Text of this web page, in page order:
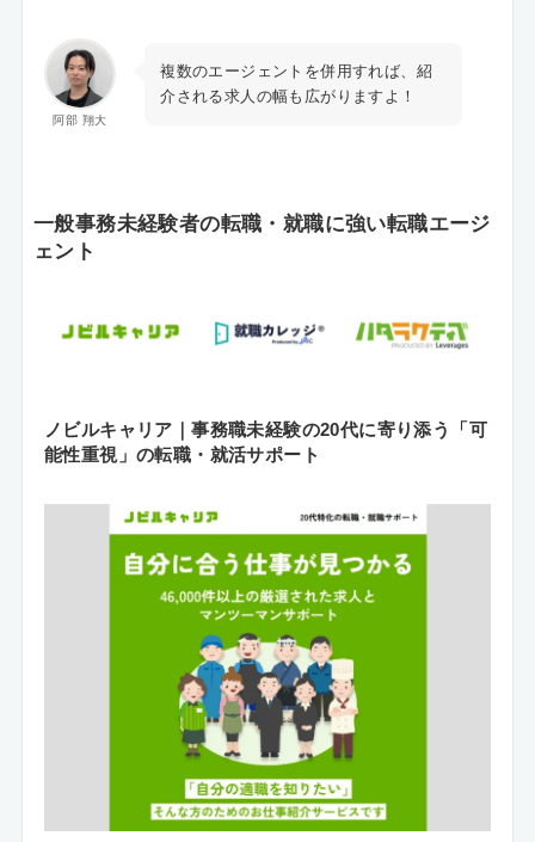
阿部 翔大
複数のエージェントを併用すれば、紹
介される求人の幅も広がりますよ！
一般事務未経験者の転職・就職に強い転職エージ
ェント
ノビルキャリア｜事務職未経験の20代に寄り添う「可
能性重視」の転職・就活サポート